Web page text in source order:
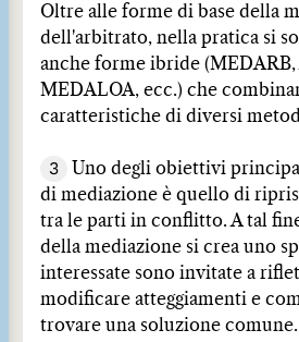
Oltre alle forme di base della
dell'arbitrato, nella pratica si
anche forme ibride (MEDARB,
MEDALOA, ecc.) che
caratteristiche di diversi
3
Uno degli obiettivi
di mediazione è quello di
tra le parti in conflitto. A tal
della mediazione si crea uno
interessate sono invitate a
modificare atteggiamenti e
trovare una soluzione